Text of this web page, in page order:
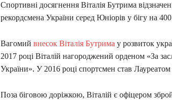
Спортивні досягнення Віталія Бутрима
рекордсмена України серед Юніорів у бігу на
Вагомий внесок Віталія Бутрима у розвиток
2017 році Віталій нагороджений орденом «За
України». У 2016 році спортсмен став Лауреатом
Поза біговою доріжкою, Віталій є офіцером